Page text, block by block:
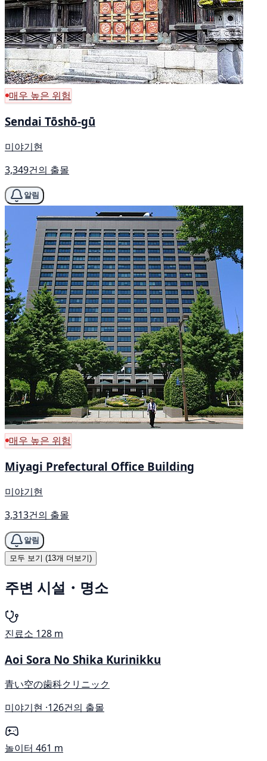
매우 높은 위험
Sendai Tōshō-gū
미야기현
3,349건의 출몰
알림
매우 높은 위험
Miyagi Prefectural Office Building
미야기현
3,313건의 출몰
알림
모두 보기 (13개 더보기)
주변 시설・명소
진료소 128 m
Aoi Sora No Shika Kurinikku
青い空の歯科クリニック
미야기현 ·126건의 출몰
놀이터 461 m